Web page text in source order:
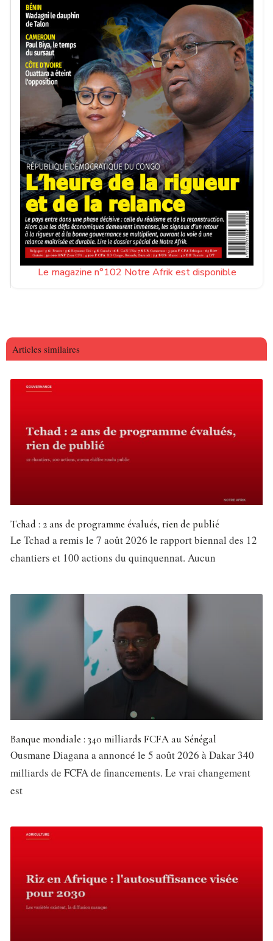
l’équilibre institutionnel et la transparence du processus
démocratique.
Le magazine n°102 Notre Afrik est disponible
Articles similaires
Tchad : 2 ans de programme évalués, rien de publié
Le Tchad a remis le 7 août 2026 le rapport biennal des 12
chantiers et 100 actions du quinquennat. Aucun
Banque mondiale : 340 milliards FCFA au Sénégal
Ousmane Diagana a annoncé le 5 août 2026 à Dakar 340
milliards de FCFA de financements. Le vrai changement
est